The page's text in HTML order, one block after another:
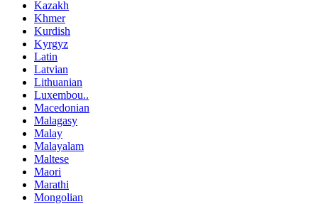
Kazakh
Khmer
Kurdish
Kyrgyz
Latin
Latvian
Lithuanian
Luxembou..
Macedonian
Malagasy
Malay
Malayalam
Maltese
Maori
Marathi
Mongolian